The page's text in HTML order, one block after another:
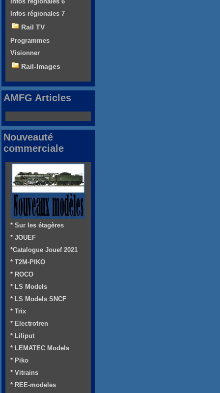
Infos régionales 7
Rail TV
Programmes
Visionner
Rail-Images
AMFG Articles
Nouveauté
commerciale
* Sur les étagères
* JOUEF
*Catalogue Jouef 2021
* T2M-PIKO
* ROCO
* LS Models
* LS Models SNCF
* Trix
* Electrotren
* Liliput
* LEMATEC Models
* Piko
* Vitrains
* REE-modeles